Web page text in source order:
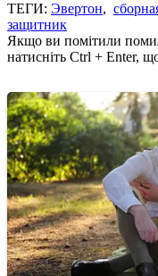
ТЕГИ: Эвертон,
защитник
Якщо ви помітили
натисніть Ctrl + Enter,